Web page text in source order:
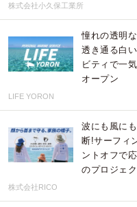
株式会社小久保工業所
憧れの透明
透き通る白
ビティで一
オープン
LIFE YORON
波にも風に
断!サーフィ
ントオフで
のプロジェ
株式会社RICO